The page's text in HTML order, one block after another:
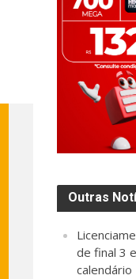
Outras
de final 3
calendário